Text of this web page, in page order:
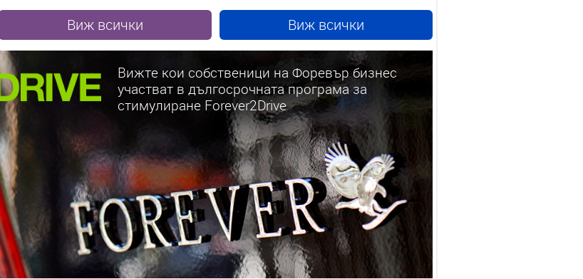
Виж всички Виж всички
Вижте кои собственици на Форевър бизнес
участват в дългосрочната програма за
стимулиране Forever2Drive